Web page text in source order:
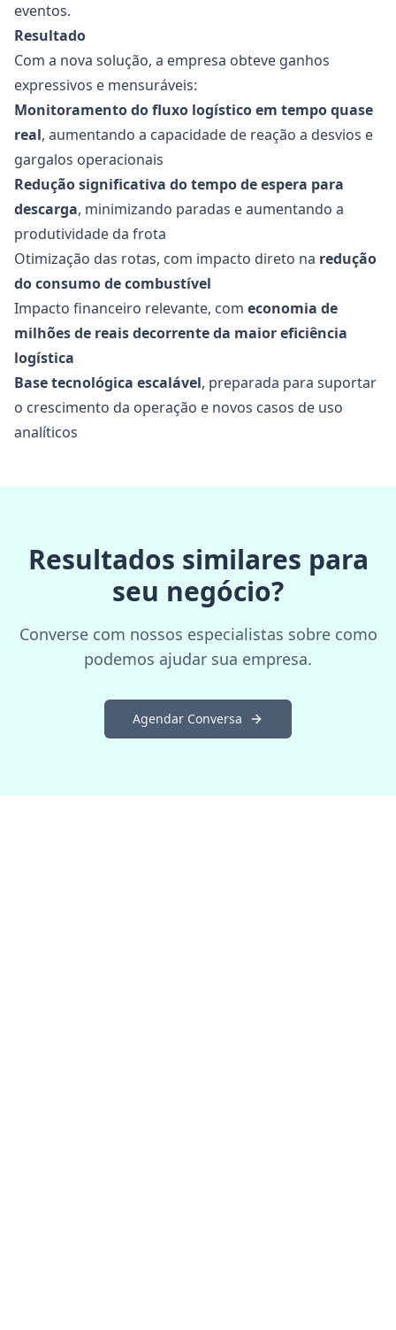
eventos.
Resultado
Com a nova solução, a empresa obteve ganhos
expressivos e mensuráveis:
Monitoramento do fluxo logístico em tempo quase
real, aumentando a capacidade de reação a desvios e
gargalos operacionais
Redução significativa do tempo de espera para
descarga, minimizando paradas e aumentando a
produtividade da frota
Otimização das rotas, com impacto direto na redução
do consumo de combustível
Impacto financeiro relevante, com economia de
milhões de reais decorrente da maior eficiência
logística
Base tecnológica escalável, preparada para suportar
o crescimento da operação e novos casos de uso
analíticos
Resultados similares para
seu negócio?
Converse com nossos especialistas sobre como
podemos ajudar sua empresa.
Agendar Conversa